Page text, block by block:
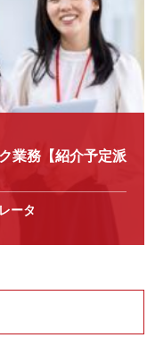
業務【紹介予定派
ータ